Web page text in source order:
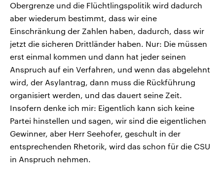
Obergrenze und die Flüchtlingspolitik wird dadurch
aber wiederum bestimmt, dass wir eine
Einschränkung der Zahlen haben, dadurch, dass wir
jetzt die sicheren Drittländer haben. Nur: Die müssen
erst einmal kommen und dann hat jeder seinen
Anspruch auf ein Verfahren, und wenn das abgelehnt
wird, der Asylantrag, dann muss die Rückführung
organisiert werden, und das dauert seine Zeit.
Insofern denke ich mir: Eigentlich kann sich keine
Partei hinstellen und sagen, wir sind die eigentlichen
Gewinner, aber Herr Seehofer, geschult in der
entsprechenden Rhetorik, wird das schon für die CSU
in Anspruch nehmen.